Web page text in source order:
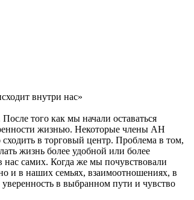
внутри нас»
того как мы начали оставаться
жизнью. Некоторые члены АН
в торговый центр. Проблема в том,
жизнь более удобной или более
нас самих. Когда же мы почувствовали
и в наших семьях, взаимоотношениях, в
в выбранном пути и чувство